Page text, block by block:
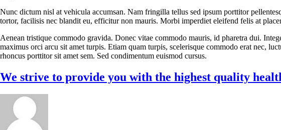
Nunc dictum nisl at vehicula accumsan. Nam fringilla tellus sed ipsum porttitor
tortor, facilisis nec blandit eu, efficitur non mauris. Morbi imperdiet eleifend felis at
Aenean tristique commodo gravida. Donec vitae commodo mauris, id pharetra dui.
maximus orci arcu sit amet turpis. Etiam quam turpis, scelerisque commodo erat nec,
rhoncus porttitor sit amet sem. Sed condimentum euismod cursus.
We strive to provide you with the highest quality